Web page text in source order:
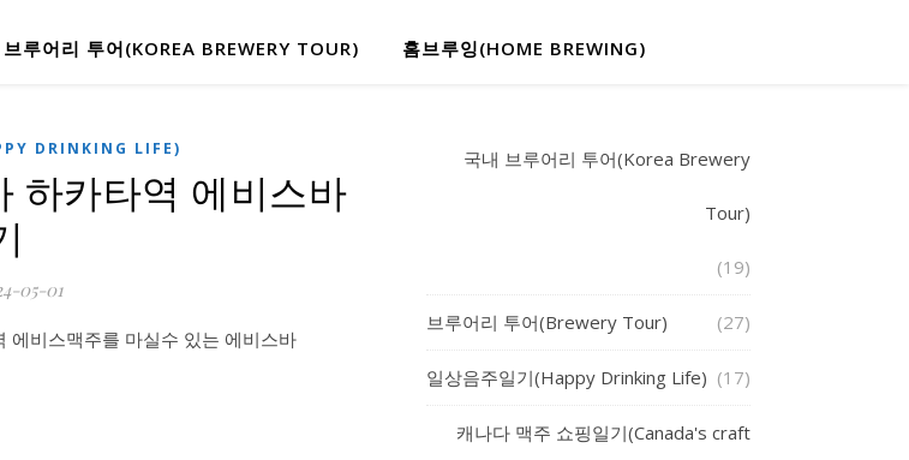
루어리 투어(KOREA BREWERY TOUR) 홈브루잉(HOME BREWING)
DRINKING LIFE)
하카타역 에비스바
05-01
에비스맥주를 마실수 있는 에비스바
국내 브루어리 투어(Korea Brewery
Tour)
(19)
브루어리 투어(Brewery Tour) (27)
일상음주일기(Happy Drinking Life) (17)
캐나다 맥주 쇼핑일기(Canada's craft